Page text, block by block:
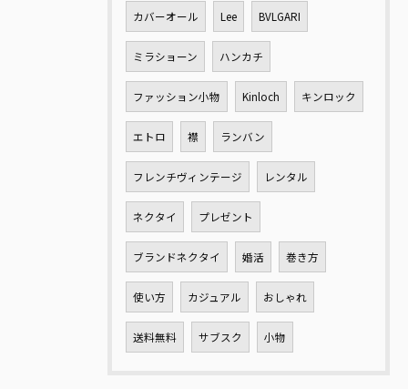
カバーオール Lee BVLGARI
ミラショーン ハンカチ
ファッション小物 Kinloch キンロック
エトロ 襟 ランバン
フレンチヴィンテージ レンタル
ネクタイ プレゼント
ブランドネクタイ 婚活 巻き方
使い方 カジュアル おしゃれ
送料無料 サブスク 小物